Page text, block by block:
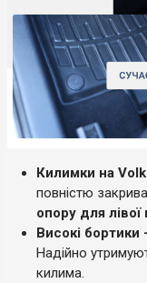
Килимки на
повністю
опору для лівої
Високі
Надійно
килима.